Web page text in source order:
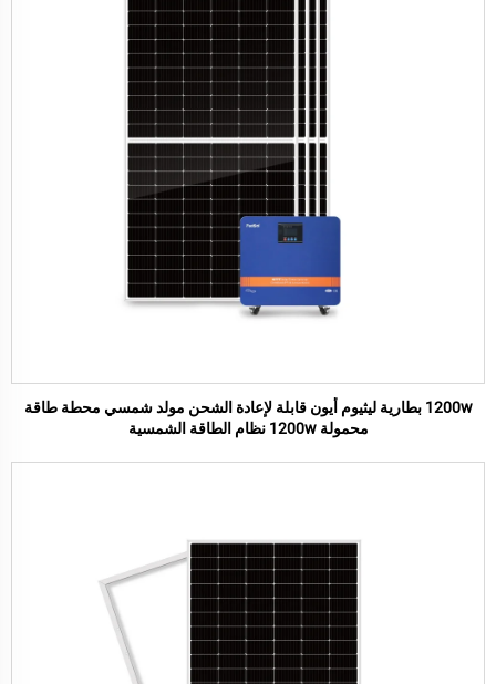
1200w بطارية ليثيوم أيون قابلة لإعادة الشحن مولد شمسي محطة طاقة
محمولة 1200w نظام الطاقة الشمسية